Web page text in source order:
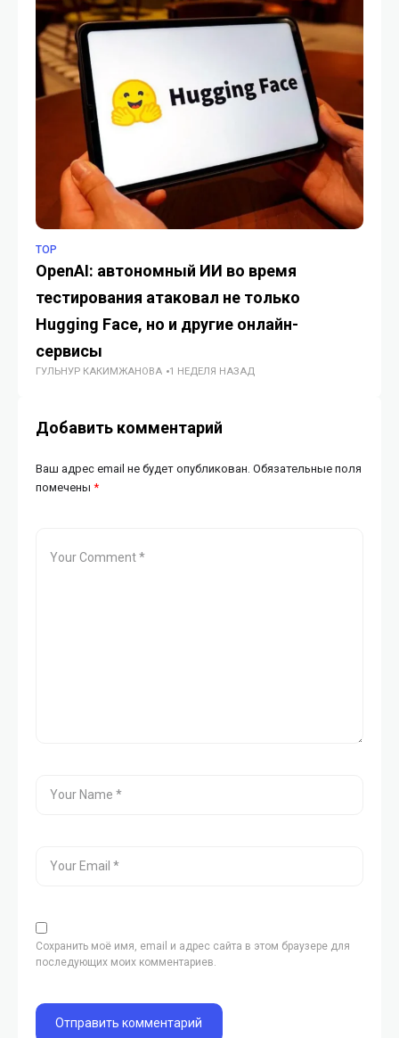
TOP
OpenAI: автономный ИИ во время
тестирования атаковал не только
Hugging Face, но и другие онлайн-
сервисы
ГУЛЬНУР КАКИМЖАНОВА 1 НЕДЕЛЯ НАЗАД
Добавить комментарий
Ваш адрес email не будет опубликован. Обязательные поля
помечены *
Сохранить моё имя, email и адрес сайта в этом браузере для
последующих моих комментариев.